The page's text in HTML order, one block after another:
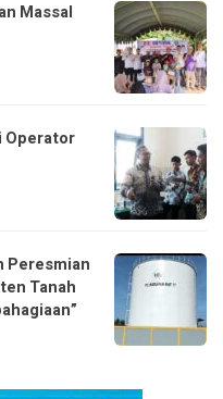
Massal
Operator
Peresmian
Tanah